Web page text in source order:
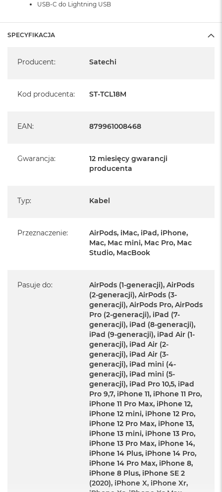
USB-C do Lightning USB
Prędkość
SPECYFIKACJA
Producent: Satechi
Kod producenta: ST-TCL18M
EAN: 879961008468
Gwarancja:
12 miesięcy gwarancji
producenta
Typ: Kabel
Przeznaczenie:
AirPods, iMac, iPad, iPhone,
Mac, Mac mini, Mac Pro, Mac
Studio, MacBook
Pasuje do:
AirPods (1-generacji), AirPods
(2-generacji), AirPods (3-
generacji), AirPods Pro, AirPods
Pro (2-generacji), iPad (7-
generacji), iPad (8-generacji),
iPad (9-generacji), iPad Air (1-
generacji), iPad Air (2-
generacji), iPad Air (3-
generacji), iPad mini (4-
generacji), iPad mini (5-
generacji), iPad Pro 10,5, iPad
Pro 9,7, iPhone 11, iPhone 11 Pro,
iPhone 11 Pro Max, iPhone 12,
iPhone 12 mini, iPhone 12 Pro,
iPhone 12 Pro Max, iPhone 13,
iPhone 13 mini, iPhone 13 Pro,
iPhone 13 Pro Max, iPhone 14,
iPhone 14 Plus, iPhone 14 Pro,
iPhone 14 Pro Max, iPhone 8,
iPhone 8 Plus, iPhone SE 2
(2020), iPhone X, iPhone Xr,